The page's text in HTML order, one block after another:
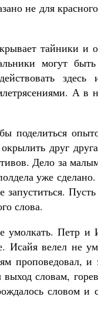
не для
тайники и
могут
А в
поделиться
друг
Дело за
уже
слова.
умолкать. Петр и
Исайя велел не
проповедовал, и
словам,
словом и